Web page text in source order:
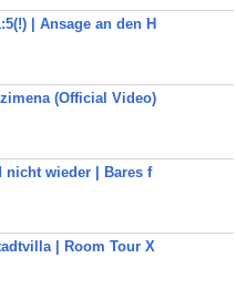
| Ansage an den H
(Official Video)
wieder | Bares f
| Room Tour X